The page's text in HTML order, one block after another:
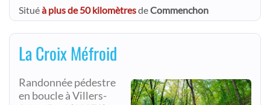
Situéà plus de 50 kilomètresdeCommenchon
La Croix Méfroid
Randonnée pédestre
en boucle à Villers-